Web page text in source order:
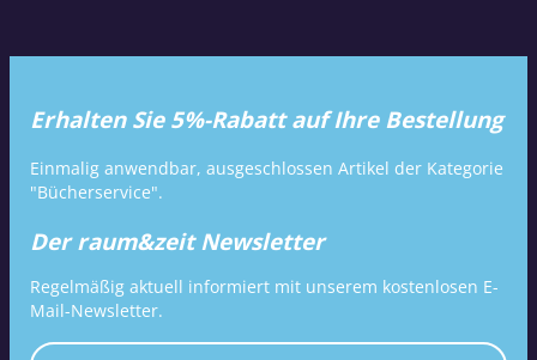
Erhalten Sie 5%-Rabatt auf Ihre Bestellung
Einmalig anwendbar, ausgeschlossen Artikel der Kategorie
"Bücherservice".
Der raum&zeit Newsletter
Regelmäßig aktuell informiert mit unserem kostenlosen E-
Mail-Newsletter.